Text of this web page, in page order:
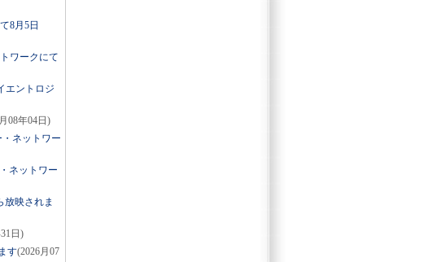
8月5日
ワークにて
エントロジ
08年04日)
ネットワー
ネットワー
放映されま
日)
す(2026月07